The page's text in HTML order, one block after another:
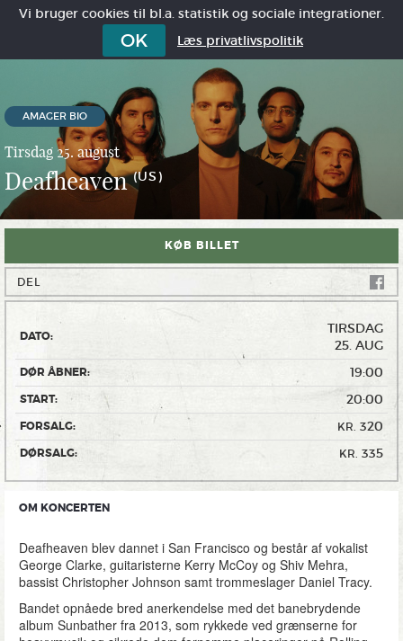
Vi bruger cookies til bl.a. statistik og sociale integrationer.
OK Læs privatlivspolitik
AMAGER BIO
Tirsdag 25. august
Deafheaven(US)
KØB BILLET
DEL
DATO:
TIRSDAG
25. AUG
DØR ÅBNER: 19:00
START: 20:00
FORSALG: KR. 320
DØRSALG: KR. 335
OM KONCERTEN
Deafheaven blev dannet i San Francisco og består af vokalist
George Clarke, guitaristerne Kerry McCoy og Shiv Mehra,
bassist Christopher Johnson samt trommeslager Daniel Tracy.
Bandet opnåede bred anerkendelse med det banebrydende
album Sunbather fra 2013, som rykkede ved grænserne for